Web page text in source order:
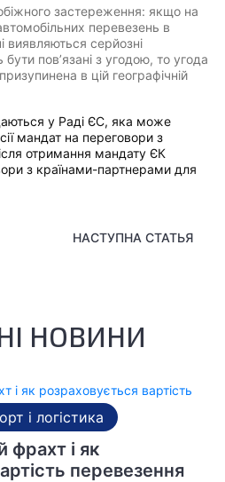
застереження: якщо на
перевезень в
виявляються серйозні
пов’язані з угодою, то угода
в цій географічній
у Раді ЄС, яка може
мандат на переговори з
отримання мандату ЄК
з країнами-партнерами для
НАСТУПНА СТАТЬЯ
НОВИНИ
і логістика
і як
перевезення